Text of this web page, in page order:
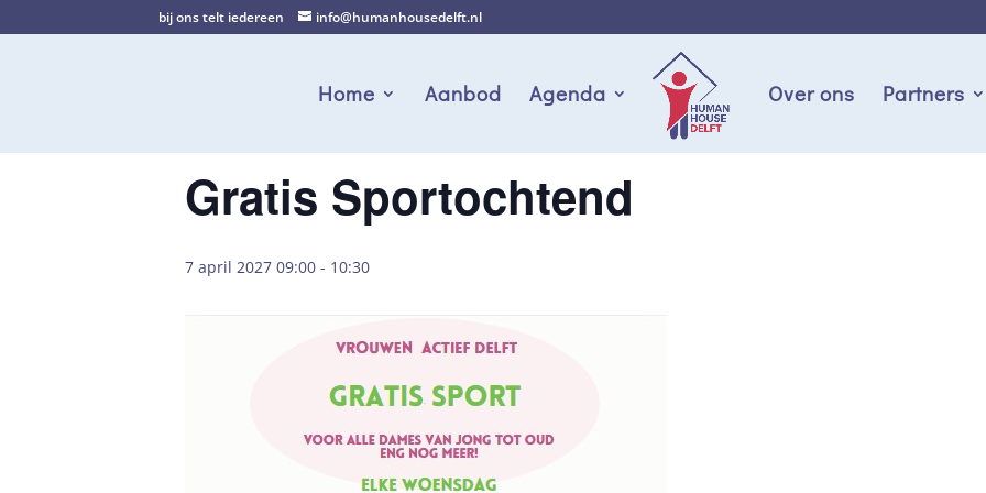
bij ons telt iedereen info@humanhousedelft.nl
Home Aanbod Agenda Over ons Partners
Gratis Sportochtend
7 april 2027 09:00 - 10:30